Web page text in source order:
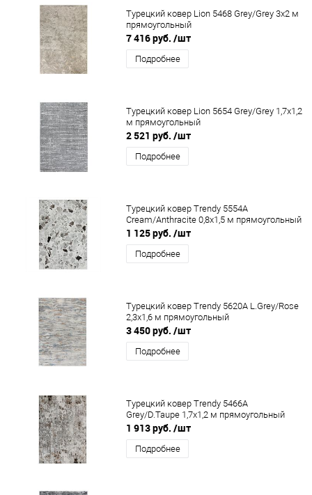
Турецкий ковер Lion 5468 Grey/Grey 3x2 м
прямоугольный
7 416 руб. /шт
Подробнее
Турецкий ковер Lion 5654 Grey/Grey 1,7x1,2
м прямоугольный
2 521 руб. /шт
Подробнее
Турецкий ковер Trendy 5554A
Cream/Anthracite 0,8x1,5 м прямоугольный
1 125 руб. /шт
Подробнее
Турецкий ковер Trendy 5620A L.Grey/Rose
2,3x1,6 м прямоугольный
3 450 руб. /шт
Подробнее
Турецкий ковер Trendy 5466A
Grey/D.Taupe 1,7x1,2 м прямоугольный
1 913 руб. /шт
Подробнее